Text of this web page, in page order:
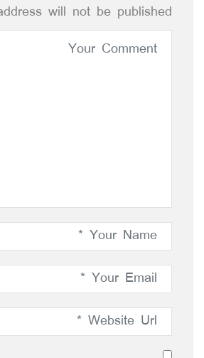
will not be published.*